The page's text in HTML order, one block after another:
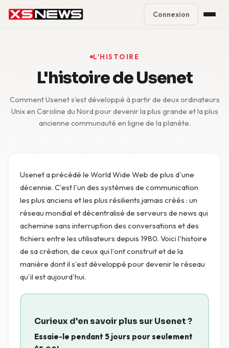
Block Accounts
Support
Contact
5 Day Pass
Connexion
L'HISTOIRE
L'histoire de Usenet
Comment Usenet s'est développé à partir de deux ordinateurs
Unix en Caroline du Nord pour devenir la plus grande et la plus
ancienne communauté en ligne de la planète.
Usenet a précédé le World Wide Web de plus d'une
décennie. C'est l'un des systèmes de communication
les plus anciens et les plus résilients jamais créés : un
réseau mondial et décentralisé de serveurs de news qui
achemine sans interruption des conversations et des
fichiers entre les utilisateurs depuis 1980. Voici l'histoire
de sa création, de ceux qui l'ont construit et de la
manière dont il s'est développé pour devenir le réseau
qu'il est aujourd'hui.
Curieux d'en savoir plus sur Usenet ?
Essaie-le pendant 5 jours pour seulement